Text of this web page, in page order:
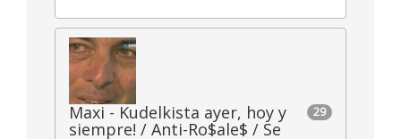
29
Maxi - Kudelkista ayer, hoy y
siempre! / Anti-Ro$ale$ / Se